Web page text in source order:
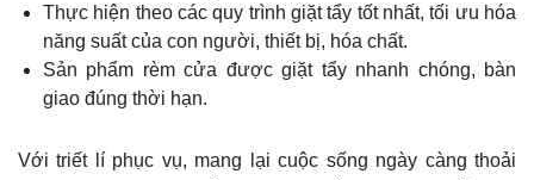
Thực hiện theo các quy trình giặt tẩy tốt nhất, tối ưu hóa
năng suất của con người, thiết bị, hóa chất.
Sản phẩm rèm cửa được giặt tẩy nhanh chóng, bàn
giao đúng thời hạn.
Với triết lí phục vụ, mang lại cuộc sống ngày càng thoải